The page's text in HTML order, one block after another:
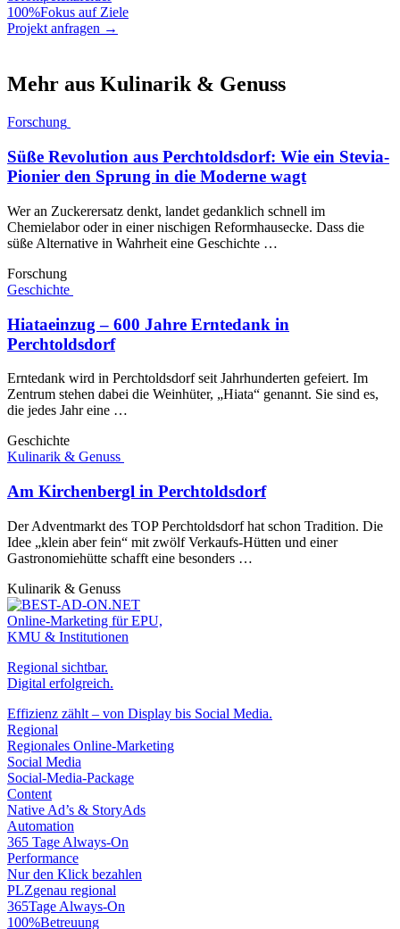
100%Fokus auf Ziele
Projekt anfragen →
Mehr aus Kulinarik & Genuss
Forschung
Süße Revolution aus Perchtoldsdorf: Wie ein Stevia-
Pionier den Sprung in die Moderne wagt
Wer an Zuckerersatz denkt, landet gedanklich schnell im
Chemielabor oder in einer nischigen Reformhausecke. Dass die
süße Alternative in Wahrheit eine Geschichte …
Forschung
Geschichte
Hiataeinzug – 600 Jahre Erntedank in
Perchtoldsdorf
Erntedank wird in Perchtoldsdorf seit Jahrhunderten gefeiert. Im
Zentrum stehen dabei die Weinhüter, „Hiata“ genannt. Sie sind es,
die jedes Jahr eine …
Geschichte
Kulinarik & Genuss
Am Kirchenbergl in Perchtoldsdorf
Der Adventmarkt des TOP Perchtoldsdorf hat schon Tradition. Die
Idee „klein aber fein“ mit zwölf Verkaufs-Hütten und einer
Gastronomiehütte schafft eine besonders …
Kulinarik & Genuss
Online-Marketing für EPU,
KMU & Institutionen
Regional sichtbar.
Digital erfolgreich.
Effizienz zählt – von Display bis Social Media.
Regional
Regionales Online-Marketing
Social Media
Social-Media-Package
Content
Native Ad’s & StoryAds
Automation
365 Tage Always-On
Performance
Nur den Klick bezahlen
PLZgenau regional
365Tage Always-On
100%Betreuung